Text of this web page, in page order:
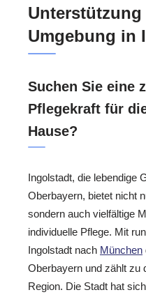
Umgebung in
Suchen Sie eine
Pflegekraft für
Hause?
Ingolstadt, die lebendige
Oberbayern, bietet nicht
sondern auch vielfältige
individuelle Pflege. Mit
Ingolstadt nach München
Oberbayern und zählt zu
Region. Die Stadt hat